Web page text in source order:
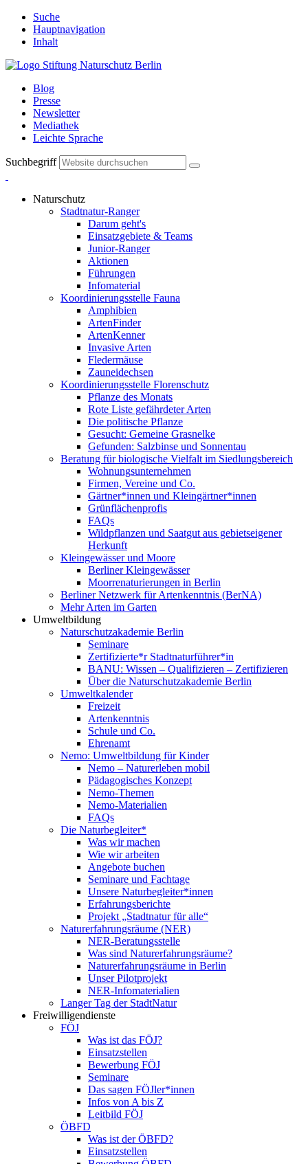
Suche
Hauptnavigation
Inhalt
Blog
Presse
Newsletter
Mediathek
Leichte Sprache
Suchbegriff
Naturschutz
Stadtnatur-Ranger
Darum geht's
Einsatzgebiete & Teams
Junior-Ranger
Aktionen
Führungen
Infomaterial
Koordinierungsstelle Fauna
Amphibien
ArtenFinder
ArtenKenner
Invasive Arten
Fledermäuse
Zauneidechsen
Koordinierungsstelle Florenschutz
Pflanze des Monats
Rote Liste gefährdeter Arten
Die politische Pflanze
Gesucht: Gemeine Grasnelke
Gefunden: Salzbinse und Sonnentau
Beratung für biologische Vielfalt im Siedlungsbereich
Wohnungsunternehmen
Firmen, Vereine und Co.
Gärtner*innen und Kleingärtner*innen
Grünflächenprofis
FAQs
Wildpflanzen und Saatgut aus gebietseigener
Herkunft
Kleingewässer und Moore
Berliner Kleingewässer
Moorrenaturierungen in Berlin
Berliner Netzwerk für Artenkenntnis (BerNA)
Mehr Arten im Garten
Umweltbildung
Naturschutzakademie Berlin
Seminare
Zertifizierte*r Stadtnaturführer*in
BANU: Wissen – Qualifizieren – Zertifizieren
Über die Naturschutzakademie Berlin
Umweltkalender
Freizeit
Artenkenntnis
Schule und Co.
Ehrenamt
Nemo: Umweltbildung für Kinder
Nemo – Naturerleben mobil
Pädagogisches Konzept
Nemo-Themen
Nemo-Materialien
FAQs
Die Naturbegleiter*
Was wir machen
Wie wir arbeiten
Angebote buchen
Seminare und Fachtage
Unsere Naturbegleiter*innen
Erfahrungsberichte
Projekt „Stadtnatur für alle“
Naturerfahrungsräume (NER)
NER-Beratungsstelle
Was sind Naturerfahrungsräume?
Naturerfahrungsräume in Berlin
Unser Pilotprojekt
NER-Infomaterialien
Langer Tag der StadtNatur
Freiwilligendienste
FÖJ
Was ist das FÖJ?
Einsatzstellen
Bewerbung FÖJ
Seminare
Das sagen FÖJler*innen
Infos von A bis Z
Leitbild FÖJ
ÖBFD
Was ist der ÖBFD?
Einsatzstellen